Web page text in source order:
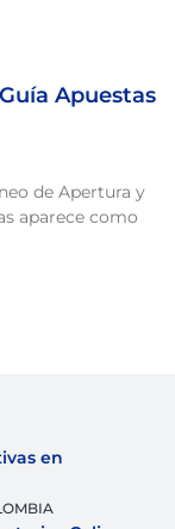
Apuestas
de Apertura y
aparece como